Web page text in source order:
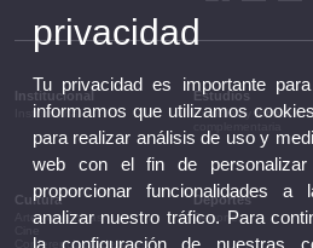
Institucional
Institucional
Estudios
Estudios y formación
Cultura
Artes escénicas
Conferencias y debates
Deportes
Deportes
privacidad
Tu privacidad es importante
informamos que utilizamos
para realizar análisis de uso y
web con el fin de personalizar
proporcionar funcionalidades
analizar nuestro tráfico. Para